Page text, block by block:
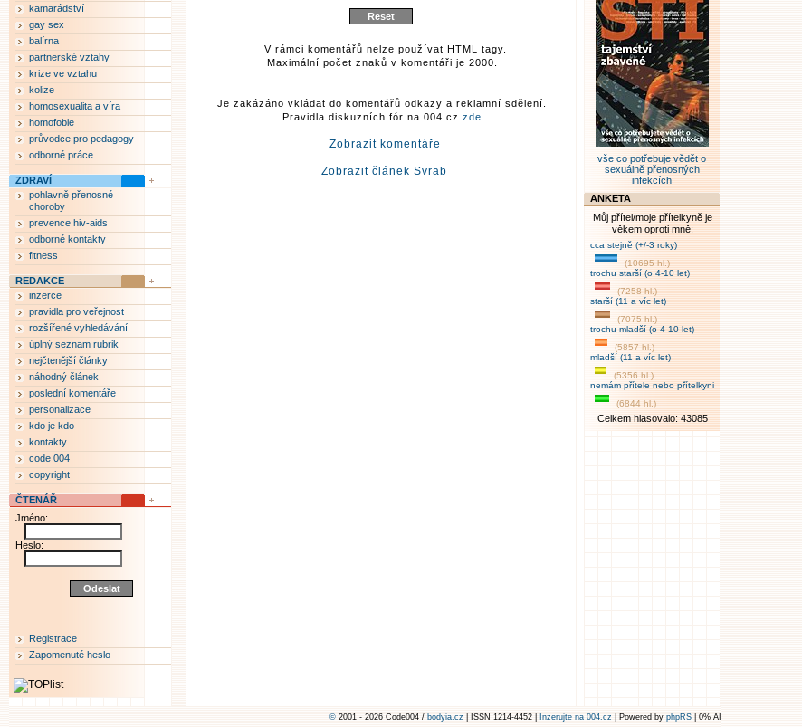
V rámci komentářů nelze používat HTML tagy.
Maximální počet znaků v komentáři je 2000.
Je zakázáno vkládat do komentářů odkazy a reklamní sdělení.
Pravidla diskuzních fór na 004.cz zde
Zobrazit komentáře
Zobrazit článek Svrab
kamarádství
gay sex
balírna
partnerské vztahy
krize ve vztahu
kolize
homosexualita a víra
homofobie
průvodce pro pedagogy
odborné práce
ZDRAVÍ
pohlavně přenosné
choroby
prevence hiv-aids
odborné kontakty
fitness
REDAKCE
inzerce
pravidla pro veřejnost
rozšířené vyhledávání
úplný seznam rubrik
nejčtenější články
náhodný článek
poslední komentáře
personalizace
kdo je kdo
kontakty
code 004
copyright
ČTENÁŘ
Jméno:
Heslo:
Registrace
Zapomenuté heslo
vše co potřebuje vědět o
sexuálně přenosných
infekcích
ANKETA
Můj přítel/moje přítelkyně je
věkem oproti mně:
cca stejně (+/-3 roky)
(10695 hl.)
trochu starší (o 4-10 let)
(7258 hl.)
starší (11 a víc let)
(7075 hl.)
trochu mladší (o 4-10 let)
(5857 hl.)
mladší (11 a víc let)
(5356 hl.)
nemám přítele nebo přítelkyni
(6844 hl.)
Celkem hlasovalo: 43085
© 2001 - 2026 Code004 / bodyia.cz | ISSN 1214-4452 | Inzerujte na 004.cz | Powered by phpRS | 0% AI